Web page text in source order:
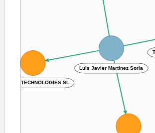
Luis Javier Martinez Soria
TECHNOLOGIES SL